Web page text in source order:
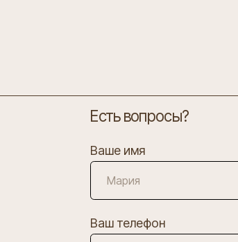
+7
Я согласен сполитикой